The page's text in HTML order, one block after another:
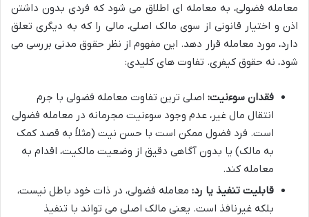
معامله فضولی، به معامله ای اطلاق می شود که فردی بدون داشتن
اذن و اختیار قانونی از سوی مالک اصلی، مالی را که به دیگری تعلق
دارد، مورد معامله قرار دهد. این مفهوم از نظر حقوق مدنی بررسی می
شود، نه حقوق کیفری. تفاوت های کلیدی:
فقدان سوءنیت: اصلی ترین تفاوت معامله فضولی با جرم
انتقال مال غیر، عدم وجود سوءنیت مجرمانه در معامله فضولی
است. فرد فضول ممکن است با حسن نیت (مثلاً به قصد کمک
به مالک) یا بدون آگاهی دقیق از وضعیت مالکیت، اقدام به
معامله کند.
قابلیت تنفیذ یا رد: معامله فضولی، در ذات خود باطل نیست،
بلکه غیرنافذ است. یعنی مالک اصلی می تواند با تنفیذ